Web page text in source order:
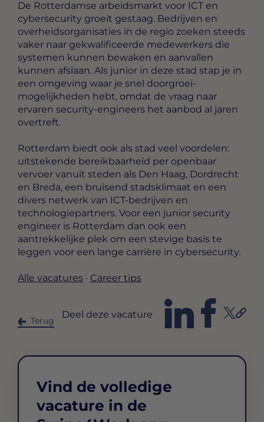
De Rotterdamse arbeidsmarkt voor ICT en
cybersecurity groeit gestaag. Bedrijven en
overheidsorganisaties in de regio zoeken steeds
vaker naar gekwalificeerde medewerkers die
systemen kunnen bewaken en aanvallen
kunnen afslaan. Als junior in deze stad stap je in
een omgeving waar je snel doorgroei-
mogelijkheden hebt, omdat de vraag naar
ervaren security-engineers het aanbod al jaren
overtreft.
Rotterdam biedt ook als stad veel voordelen:
uitstekende bereikbaarheid per openbaar
vervoer vanuit steden als Den Haag, Dordrecht
en Breda, een bruisend stadsklimaat en een
divers netwerk van ICT-bedrijven en
technologiepartners. Voor een junior security
engineer is Rotterdam dan ook een
aantrekkelijke plek om een stevige basis te
leggen voor een lange carrière in cybersecurity.
Alle vacatures · Career tips
Terug
Deel deze vacature
Vind de volledige
vacature in de